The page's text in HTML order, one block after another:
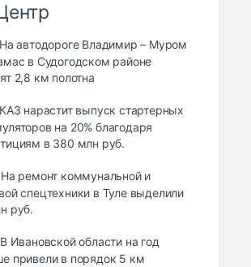
На автодороге Владимир – Муром
в Судогодском районе
2,8 км полотна
КАЗ нарастит выпуск стартерных
на 20% благодаря
в 380 млн руб.
На ремонт коммунальной и
спецтехники в Туле выделили
руб.
В Ивановской области на год
привели в порядок 5 км